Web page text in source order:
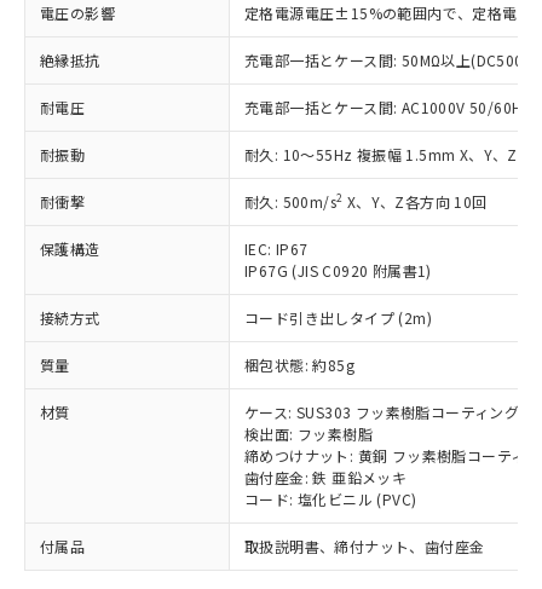
電圧の影響 定格電源電圧±15%の範囲内で、定格電
絶縁抵抗 充電部一括とケース間: 50MΩ以上(DC500V
耐電圧 充電部一括とケース間: AC1000V 50/60Hz
耐振動 耐久: 10～55Hz 複振幅 1.5mm X、Y、Z各
耐衝撃 耐久: 500m/s2 X、Y、Z各方向 10回
保護構造
IEC: IP67
IP67G (JIS C0920 附属書1)
接続方式 コード引き出しタイプ (2m)
質量 梱包状態: 約85g
材質
ケース: SUS303 フッ素樹脂コーティング
検出面: フッ素樹脂
締めつけナット: 黄銅 フッ素樹脂コーティ
歯付座金: 鉄 亜鉛メッキ
コード: 塩化ビニル (PVC)
付属品 取扱説明書、締付ナット、歯付座金
ことをご了承ください。
在庫状況および標準価格照会結果は、
記載している更新日時点での社内デー
タに基づき作成されるものであり、閲
覧された時点での実際の在庫および標
準価格とは異なる場合があることをご
了承ください。
正式な納期状況および標準価格はお客
様のお取引先、またはお客様担当のオ
ムロン制御機器販売店・当社販売員に
ご相談ください。
オムロン制御機器販売店や当社販売拠
販売ネットワーク
」をご確認
在庫状況および標準価格結果を当社の
事前の承諾なく第三者に漏洩または開
示しないようお願いします。
マイパーツ機能（部品リスト作成サー
ビス）をご利用いただくには、I-Web
メンバーズにご登録されている必要が
お客様が当ウェブサイト上で当社にご
登録された部品リストについて、当社
*EU RoHS指令（10物質）：
鉛(Pb) 1000ppm以下、 水銀(Hg) 1000ppm以下、 カド
ミウム(Cd) 100ppm以下、
六価クロム(Cr(Ⅵ)) 1000ppm以下、ポリ臭化ビフェニル
類(PBB) 1000ppm以下、ポリ臭化ジフェニルエーテル類
ル) (DEHP)(別名：DOP) 1000ppm以下、フタル酸ブチ
ルベンジル（BBP） 1000ppm以下、フタル酸ジブチル
（DBP） 1000ppm以下、フタル酸ジイソブチル
(DIBP) 1000ppm以下
但し、RoHS指令で産業用監視および制御機器に対する
フタル酸エステル類の４物質については閾値を超える意
図的な使用がないことを確認しています。
※2 対応予定月
部品在庫の切り替え状況などにより、予定
月が前後することがあります。
※3 非含有証明書ダウンロード
「－」：未確認です。当社販売部門へお問
い合わせください。
*中国RoHS10物質の基準値 (GB/T26572)：
Pb(鉛) :1000ppm、 Hg(水銀) : 1000ppm、 Cd(カドミウ
Cr(Ⅵ)(六価クロム) : 1000ppm、 PBBs(ポリ臭化ビフェ
ニル類) : 1000ppm、 PBDEs(ポリ臭化ジフェニルエーテ
DBP(フタル酸ジブチル) : 1000ppm、 DIBP(フタル酸ジ
イソブチル) : 1000ppm、 BBP(フタル酸ブチルベンジ
ル) : 1000ppm、
DEHP(フタル酸ビス(2-エチルヘキシル)) : 1000ppm
※2 環境保護使用期限
「ｅ」：有害物質（10物質）のすべてが基
準値以下であることを示します。
「10」：通常の使用状況下において有害物
質が外部に漏えいし、環境に深刻な影響を
及ぼさない年数を意味します。
「－」：未確認です。当社販売部門へお問
い合わせください。
当社は、これら貴社製品のうち、外国
為替および外国貿易法に定める商品
（以下｢規制貨物等」という）を輸出
または国外への提供する場合は、日本
国政府の輸出許可(または役務取引許
可)を取得するなどの必要な手続きを
当社は規制貨物を破棄する場合は、完
全に破砕するなど、違法に輸出されな
当社は貴社製品を、核兵器、ミサイ
ル、化学兵器、生物兵器またはその他
武器並びにこれらの製造装置等に一切
使用いたしません。
当社は、貴社製品を第三者に販売する
場合は、上記1、2および3の内容を当
該第三者に通知します。また当社は、
販売先および販売に係わる関係者が違
法に輸出するおそれがある場合は、取
り引きをいたしません。
一定数以上の在庫あり
一定数には満たないが在庫あり
在庫なし(最新の在庫状況につ
いては、お客様のお取引先、ま
たはお客様担当のオムロン制御
機器販売店・当社販売員にご確
認ください)
受注生産機種、また在庫状況の
情報を公開していない機種